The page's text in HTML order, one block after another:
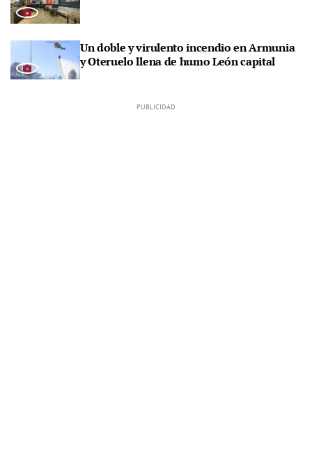
Un doble y virulento incendio en Armunia
y Oteruelo llena de humo León capital